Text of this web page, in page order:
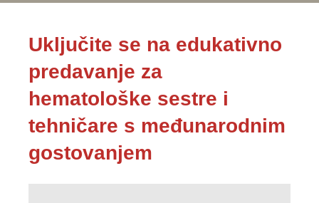
Uključite se na edukativno
predavanje za
hematološke sestre i
tehničare s međunarodnim
gostovanjem